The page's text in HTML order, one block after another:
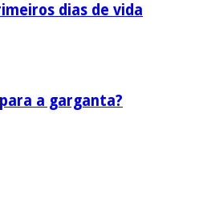
dias de vida
a garganta?